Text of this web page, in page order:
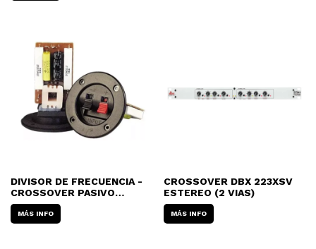
DIVISOR DE FRECUENCIA -
CROSSOVER PASIVO
(PLAQUETA) JAHRO SL-BT-
1303 - 3 VIAS
MÁS INFO
CROSSOVER DBX 223XSV
ESTEREO (2 VIAS)
MÁS INFO